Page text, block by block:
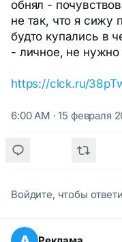
обнял -
не так, что я сижу
будто купались в
- личное, не
https://clck.ru/
6:00 AM · 15 февраля
Войдите, чтобы